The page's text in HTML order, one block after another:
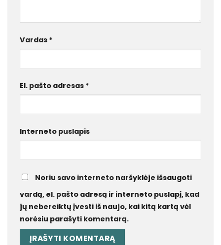
Vardas *
El. pašto adresas *
Interneto puslapis
Noriu savo interneto naršyklėje išsaugoti
vardą, el. pašto adresą ir interneto puslapį, kad
jų nebereiktų įvesti iš naujo, kai kitą kartą vėl
norėsiu parašyti komentarą.